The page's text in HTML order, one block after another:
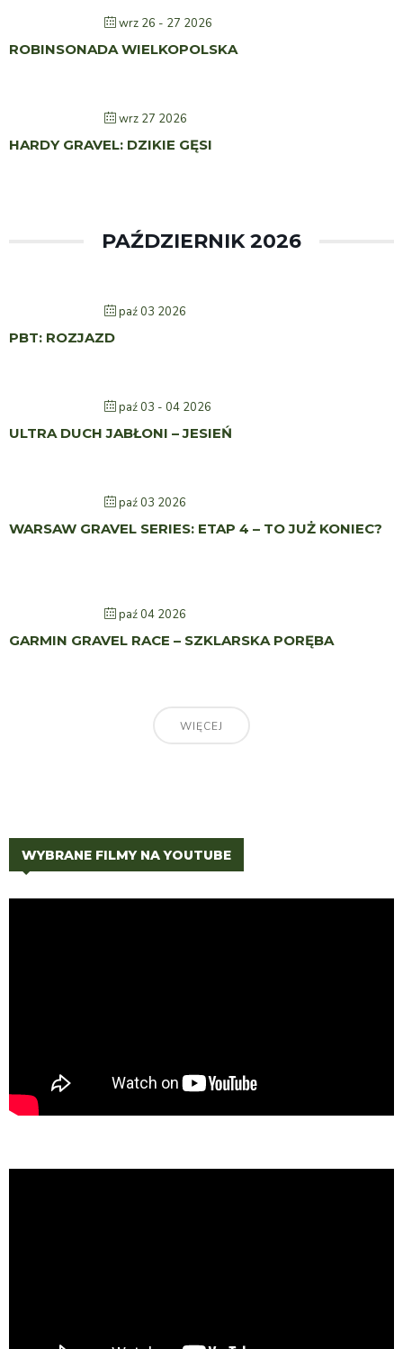
wrz 26 - 27 2026
ROBINSONADA WIELKOPOLSKA
wrz 27 2026
HARDY GRAVEL: DZIKIE GĘSI
PAŹDZIERNIK 2026
paź 03 2026
PBT: ROZJAZD
paź 03 - 04 2026
ULTRA DUCH JABŁONI – JESIEŃ
paź 03 2026
WARSAW GRAVEL SERIES: ETAP 4 – TO JUŻ KONIEC?
paź 04 2026
GARMIN GRAVEL RACE – SZKLARSKA PORĘBA
WIĘCEJ
WYBRANE FILMY NA YOUTUBE